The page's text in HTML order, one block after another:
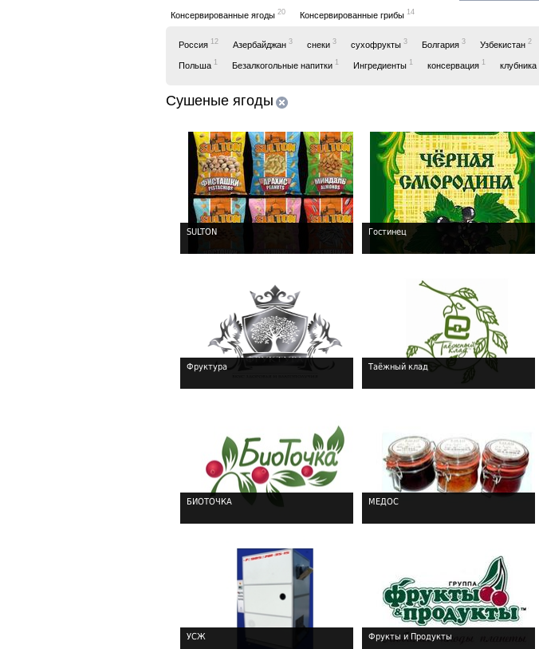
Консервированные ягоды 20 Консервированные грибы 14
Россия 12 Азербайджан 3 снеки 3 сухофрукты 3 Болгария 3 Узбекистан 2
Польша 1 Безалкогольные напитки 1 Ингредиенты 1 консервация 1 клубника
Сушеные ягоды
SULTON Гостинец
Фруктура Таёжный клад
БИОТОЧКА МЕДОС
УСЖ Фрукты и Продукты